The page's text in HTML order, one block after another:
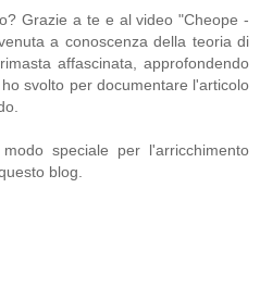
Grazie a te e al video "Cheope -
a conoscenza della teoria di
affascinata, approfondendo
svolto per documentare l'articolo
speciale per l'arricchimento
blog.